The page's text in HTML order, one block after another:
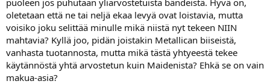
puoleen jos puhutaan yliarvostetuista bändeistä. Hyvä on,
oletetaan että ne tai neljä ekaa levyä ovat loistavia, mutta
voisiko joku selittää minulle mikä niistä nyt tekeen NIIN
mahtavia? Kyllä joo, pidän joistakin Metallican biiseistä,
vanhasta tuotannosta, mutta mikä tästä yhtyeestä tekee
käytännöstä yhtä arvostetun kuin Maidenista? Ehkä se on vain
makua-asia?